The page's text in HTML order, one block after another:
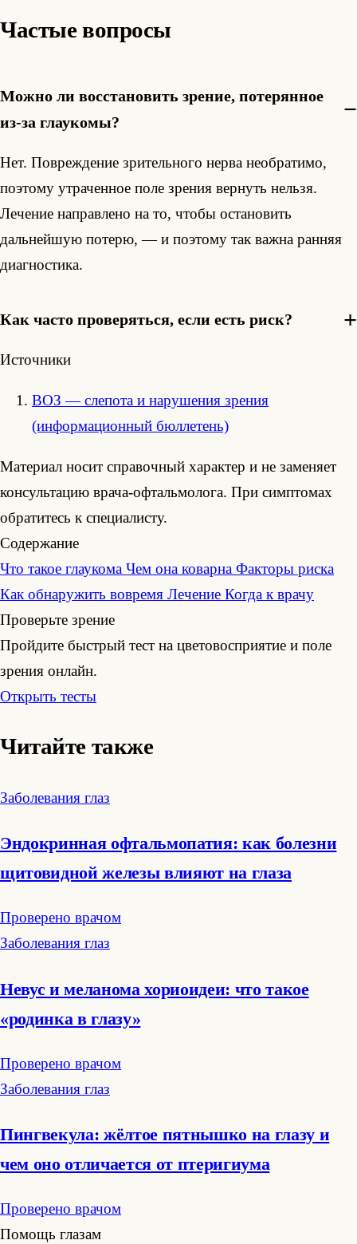
Частые вопросы
Можно ли восстановить зрение, потерянное
из-за глаукомы?
Нет. Повреждение зрительного нерва необратимо,
поэтому утраченное поле зрения вернуть нельзя.
Лечение направлено на то, чтобы остановить
дальнейшую потерю, — и поэтому так важна ранняя
диагностика.
Как часто проверяться, если есть риск?
Источники
ВОЗ — слепота и нарушения зрения
(информационный бюллетень)
Материал носит справочный характер и не заменяет
консультацию врача-офтальмолога. При симптомах
обратитесь к специалисту.
Содержание
Что такое глаукома Чем она коварна Факторы риска
Как обнаружить вовремя Лечение Когда к врачу
Проверьте зрение
Пройдите быстрый тест на цветовосприятие и поле
зрения онлайн.
Открыть тесты
Читайте также
Заболевания глаз
Эндокринная офтальмопатия: как болезни
щитовидной железы влияют на глаза
Проверено врачом
Заболевания глаз
Невус и меланома хориоидеи: что такое
«родинка в глазу»
Проверено врачом
Заболевания глаз
Пингвекула: жёлтое пятнышко на глазу и
чем оно отличается от птеригиума
Проверено врачом
Помощь глазам